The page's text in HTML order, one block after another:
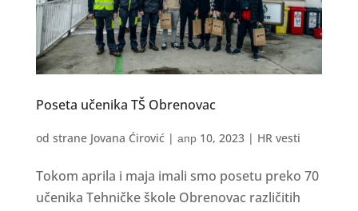
Poseta učenika TŠ Obrenovac
od strane Jovana Ćirović| апр 10, 2023| HR vesti
Tokom aprila i maja imali smo posetu preko 70
učenika Tehničke škole Obrenovac različitih